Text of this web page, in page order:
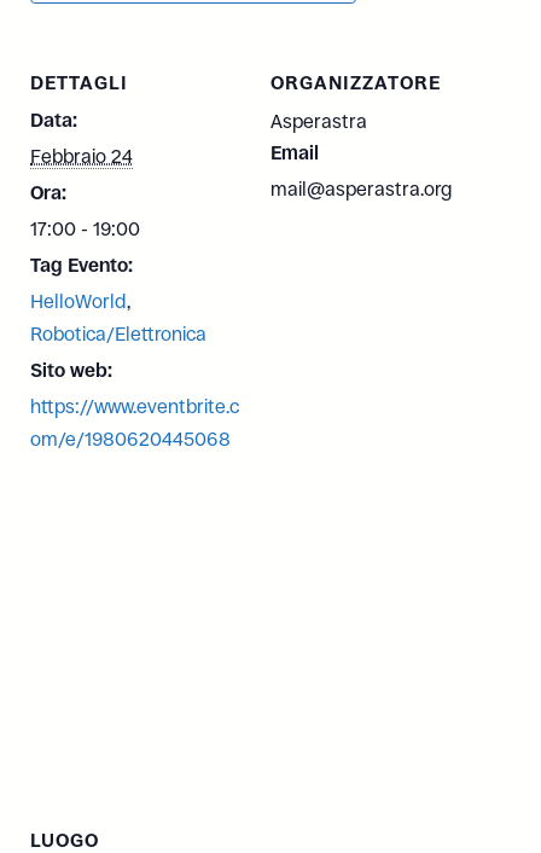
DETTAGLI
Data:
Febbraio 24
Ora:
17:00 - 19:00
Tag Evento:
HelloWorld,
Robotica/Elettronica
Sito web:
https://www.eventbrite.c
om/e/1980620445068
ORGANIZZATORE
Asperastra
Email
mail@asperastra.org
LUOGO